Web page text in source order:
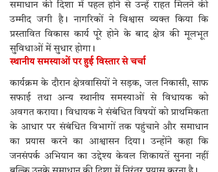
समाधान की दिशा में पहल होने से उन्हें राहत मिलने की
उम्मीद जगी है। नागरिकों ने विश्वास व्यक्त किया कि
प्रस्तावित विकास कार्य पूरे होने के बाद क्षेत्र की मूलभूत
सुविधाओं में सुधार होगा।
स्थानीय समस्याओं पर हुई विस्तार से चर्चा
कार्यक्रम के दौरान क्षेत्रवासियों ने सड़क, जल निकासी, साफ
सफाई तथा अन्य स्थानीय समस्याओं से विधायक को
अवगत कराया। विधायक ने संबंधित विषयों को प्राथमिकता
के आधार पर संबंधित विभागों तक पहुंचाने और समाधान
का प्रयास करने का आश्वासन दिया। उन्होंने कहा कि
जनसंपर्क अभियान का उद्देश्य केवल शिकायतें सुनना नहीं